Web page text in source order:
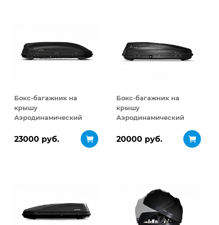
Бокс-багажник на
крышу
Аэродинамический
ДВУСТОРОННЕЕ
23000 руб.
Бокс-багажник на
крышу
Аэродинамический
ДВУСТОРОННЕЕ
20000 руб.